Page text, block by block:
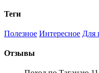
Теги
Полезное Интересное Для
Отзывы